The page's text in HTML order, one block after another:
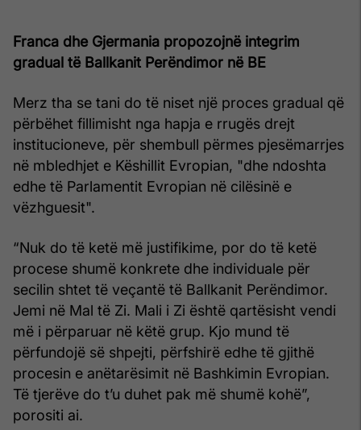
Franca dhe Gjermania propozojnë integrim
gradual të Ballkanit Perëndimor në BE
Merz tha se tani do të niset një proces gradual që
përbëhet fillimisht nga hapja e rrugës drejt
institucioneve, për shembull përmes pjesëmarrjes
në mbledhjet e Këshillit Evropian, "dhe ndoshta
edhe të Parlamentit Evropian në cilësinë e
vëzhguesit".
“Nuk do të ketë më justifikime, por do të ketë
procese shumë konkrete dhe individuale për
secilin shtet të veçantë të Ballkanit Perëndimor.
Jemi në Mal të Zi. Mali i Zi është qartësisht vendi
më i përparuar në këtë grup. Kjo mund të
përfundojë së shpejti, përfshirë edhe të gjithë
procesin e anëtarësimit në Bashkimin Evropian.
Të tjerëve do t’u duhet pak më shumë kohë”,
porositi ai.